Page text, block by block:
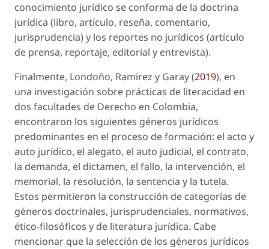
conocimiento jurídico se conforma de la doctrina
jurídica (libro, artículo, reseña, comentario,
jurisprudencia) y los reportes no jurídicos (artículo
de prensa, reportaje, editorial y entrevista).
Finalmente, Londoño, Ramírez y Garay (2019), en
una investigación sobre prácticas de literacidad en
dos facultades de Derecho en Colombia,
encontraron los siguientes géneros jurídicos
predominantes en el proceso de formación: el acto y
auto jurídico, el alegato, el auto judicial, el contrato,
la demanda, el dictamen, el fallo, la intervención, el
memorial, la resolución, la sentencia y la tutela.
Estos permitieron la construcción de categorías de
géneros doctrinales, jurisprudenciales, normativos,
ético-filosóficos y de literatura jurídica. Cabe
mencionar que la selección de los géneros jurídicos